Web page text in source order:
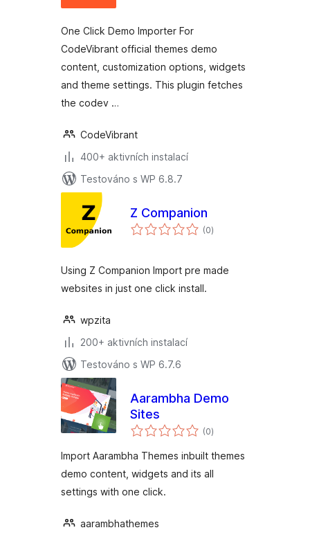
One Click Demo Importer For
CodeVibrant official themes demo
content, customization options, widgets
and theme settings. This plugin fetches
the codev …
CodeVibrant
400+ aktivních instalací
Testováno s WP 6.8.7
Z Companion
(0celkové
hodnocení
)
Using Z Companion Import pre made
websites in just one click install.
wpzita
200+ aktivních instalací
Testováno s WP 6.7.6
Aarambha Demo
Sites
(0celkové
hodnocení
)
Import Aarambha Themes inbuilt themes
demo content, widgets and its all
settings with one click.
aarambhathemes